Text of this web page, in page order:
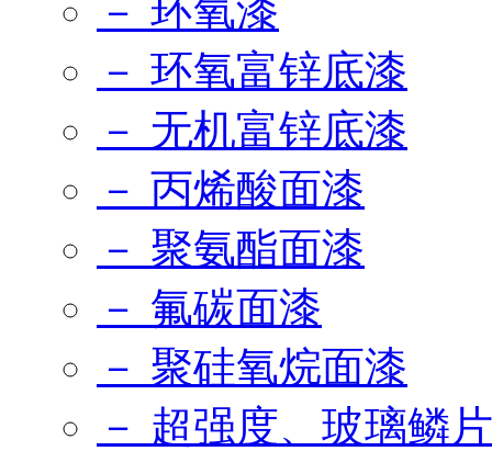
－ 环氧漆
－ 环氧富锌底漆
－ 无机富锌底漆
－ 丙烯酸面漆
－ 聚氨酯面漆
－ 氟碳面漆
－ 聚硅氧烷面漆
－ 超强度、玻璃鳞